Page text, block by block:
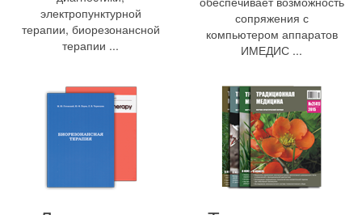
электропунктурной
терапии, биорезонансной
терапии ...
сопряжения с
компьютером аппаратов
ИМЕДИС ...